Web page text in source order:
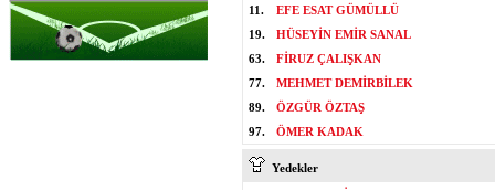
11.
EFE ESAT GÜMÜLLÜ
19.
HÜSEYİN EMİR SANAL
63.
FİRUZ ÇALIŞKAN
77.
MEHMET DEMİRBİLEK
89.
ÖZGÜR ÖZTAŞ
97.
ÖMER KADAK
Yedekler